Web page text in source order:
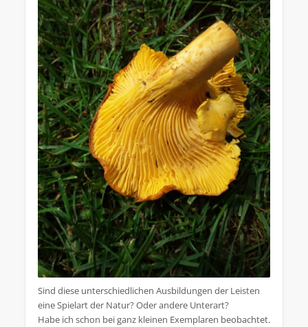
Sind diese unterschiedlichen Ausbildungen der Leisten
eine Spielart der Natur? Oder andere Unterart?
Habe ich schon bei ganz kleinen Exemplaren beobachtet.